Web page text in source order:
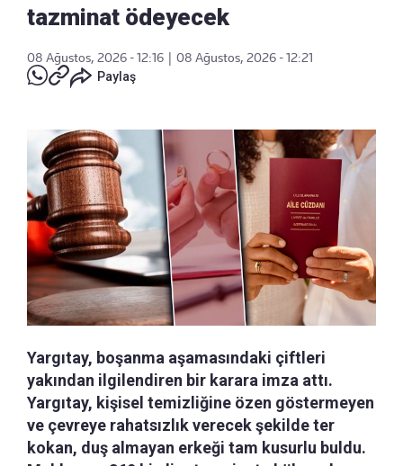
tazminat ödeyecek
08 Ağustos, 2026 - 12:16
08 Ağustos, 2026 - 12:21
Paylaş
Yargıtay, boşanma aşamasındaki çiftleri
yakından ilgilendiren bir karara imza attı.
Yargıtay, kişisel temizliğine özen göstermeyen
ve çevreye rahatsızlık verecek şekilde ter
kokan, duş almayan erkeği tam kusurlu buldu.